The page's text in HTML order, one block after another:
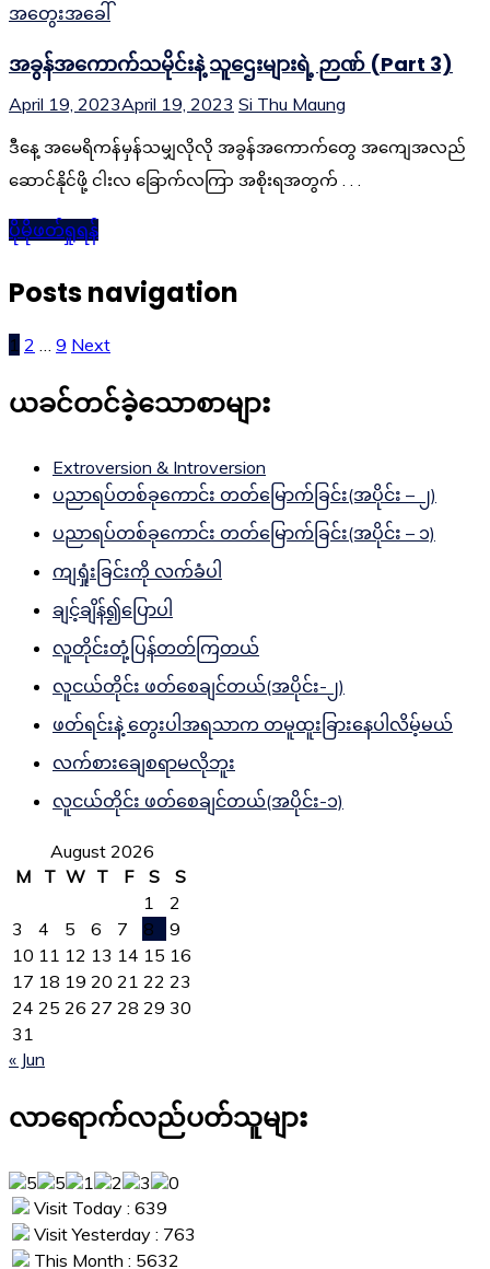
အတွေးအခေါ်
အခွန်အကောက်သမိုင်းနဲ့ သူဌေးများရဲ့ ဉာဏ် (Part 3)
April 19, 2023April 19, 2023 Si Thu Maung
ဒီနေ့ အမေရိကန်မှန်သမျှလိုလို အခွန်အကောက်တွေ အကျေအလည်
ဆောင်နိုင်ဖို့ ငါးလ ခြောက်လကြာ အစိုးရအတွက် . . .
ပိုမိုဖတ်ရှုရန်
Posts navigation
1 2 9 Next
ယခင်တင်ခဲ့သောစာများ
Extroversion & Introversion
ပညာရပ်တစ်ခုကောင်း တတ်မြောက်ခြင်း(အပိုင်း – ၂)
ပညာရပ်တစ်ခုကောင်း တတ်မြောက်ခြင်း(အပိုင်း – ၁)
ကျရှုံးခြင်းကို လက်ခံပါ
ချင့်ချိန်၍ပြောပါ
လူတိုင်းတုံ့ပြန်တတ်ကြတယ်
လူငယ်တိုင်း ဖတ်စေချင်တယ်(အပိုင်း-၂)
ဖတ်ရင်းနဲ့ တွေးပါအရသာက တမူထူးခြားနေပါလိမ့်မယ်
လက်စားချေစရာမလိုဘူး
လူငယ်တိုင်း ဖတ်စေချင်တယ်(အပိုင်း-၁)
August 2026
M
T W T F S
S
1
2
3
4 5 6 7 8
9
10 11 12 13 14 15 16
17 18 19 20 21 22 23
24 25 26 27 28 29 30
31
« Jun
လာရောက်လည်ပတ်သူများ
Visit Today : 639
Visit Yesterday : 763
This Month : 5632